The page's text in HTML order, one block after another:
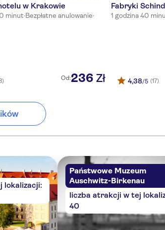
w Krakowie
minut·Bezpłatne anulowanie·
Od:236 Zł
Fabryki
kolejki
1 godzina 40
4,38/5 (17)
lokalizacji:
Państwowe Muzeum
Auschwitz-Birkenau
liczba atrakcji w tej
40